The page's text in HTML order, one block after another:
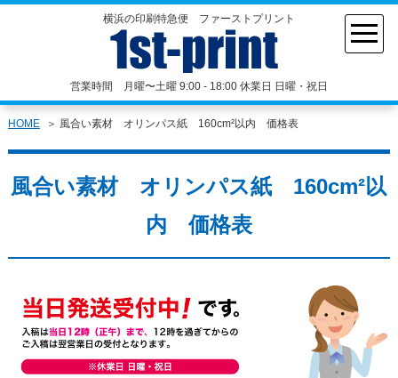
横浜の印刷特急便 ファーストプリント
営業時間 月曜〜土曜 9:00 - 18:00 休業日 日曜・祝日
HOME 風合い素材 オリンパス紙 160cm²以内 価格表
風合い素材 オリンパス紙 160cm²以
内 価格表